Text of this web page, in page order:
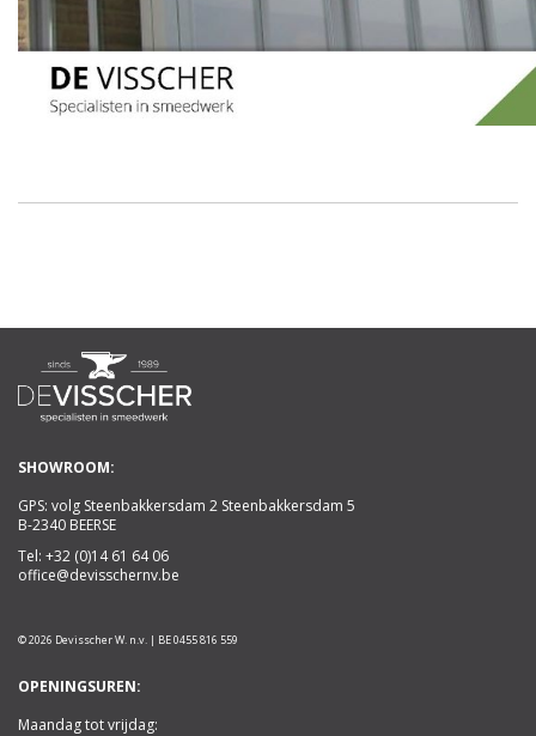
SHOWROOM:
GPS: volg Steenbakkersdam 2 Steenbakkersdam 5
B-2340 BEERSE
Tel: +32 (0)14 61 64 06
office@devisschernv.be
© 2026 Devisscher W. n.v. | BE 0455 816 559
OPENINGSUREN:
Maandag tot vrijdag: